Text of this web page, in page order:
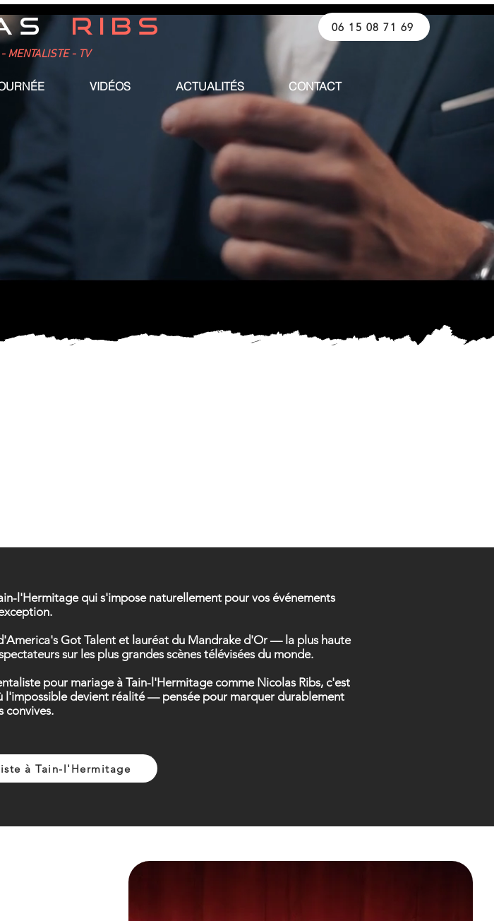
RIBS
MENTALISTE - TV
06 15 08 71 69
VIDÉOS ACTUALITÉS CONTACT
l'Hermitage qui s'impose naturellement pour vos événements
Got Talent et lauréat du Mandrake d'Or — la plus haute
sur les plus grandes scènes télévisées du monde.
pour mariage à Tain-l'Hermitage comme Nicolas Ribs, c'est
l'impossible devient réalité — pensée pour marquer durablement
convives.
à Tain-l'Hermitage